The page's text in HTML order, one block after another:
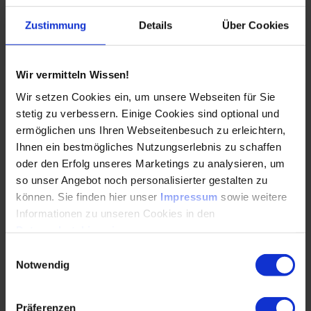
Zustimmung Details Über Cookies
Wir vermitteln Wissen!
Wir setzen Cookies ein, um unsere Webseiten für Sie
stetig zu verbessern. Einige Cookies sind optional und
ermöglichen uns Ihren Webseitenbesuch zu erleichtern,
Ihnen ein bestmögliches Nutzungserlebnis zu schaffen
oder den Erfolg unseres Marketings zu analysieren, um
so unser Angebot noch personalisierter gestalten zu
können. Sie finden hier unser Impressum sowie weitere
Informationen zu unseren Cookies in den
Notwendig
Präferenzen
BIM aus Sicht des Informationsmanagements
Erfahren Sie mehr darüber, was
Informationsmanagement konkret bedeutet und
wie wichtig es für den BIM-Prozess ist.
DETAILS & BUCHEN
Digitales Produkt